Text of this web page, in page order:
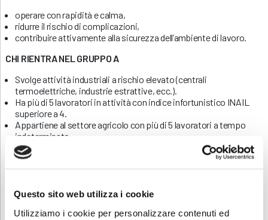
Questo sito web utilizza i cookie
Utilizziamo i cookie per personalizzare contenuti ed
operare con rapidità e calma,
ridurre il rischio di complicazioni,
contribuire attivamente alla sicurezza dell’ambiente di lavoro.
CHI RIENTRA NEL GRUPPO A
Svolge attività industriali a rischio elevato (centrali
termoelettriche, industrie estrattive, ecc.).
Ha più di 5 lavoratori in attività con indice infortunistico INAIL
superiore a 4.
Appartiene al settore agricolo con più di 5 lavoratori a tempo
indeterminato.
DURATA DEL CORSO GRUPPO A
Aggiornamento (obbligatorio ogni 3 anni):
Per i lavoratori stranieri, è necessarioverificare la